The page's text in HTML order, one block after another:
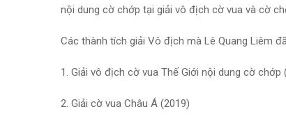
nội dung cờ chớp tại giải vô địch cờ vua và cờ
Các thành tích giải Vô địch mà Lê Quang Liêm
1. Giải vô địch cờ vua Thế Giới nội dung cờ chớp
2. Giải cờ vua Châu Á (2019)